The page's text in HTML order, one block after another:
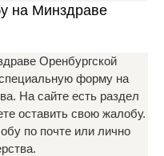
на Минздраве
Оренбургской
форму на
На сайте есть раздел
оставить свою жалобу.
по почте или лично